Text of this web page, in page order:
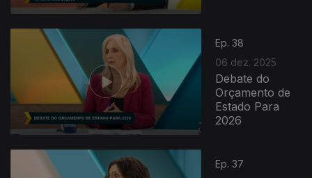
Ep. 38
06 dez. 2025
Debate do
Orçamento de
Estado Para
2026
Ep. 37